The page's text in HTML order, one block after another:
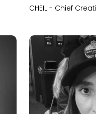
CHEIL - Chief